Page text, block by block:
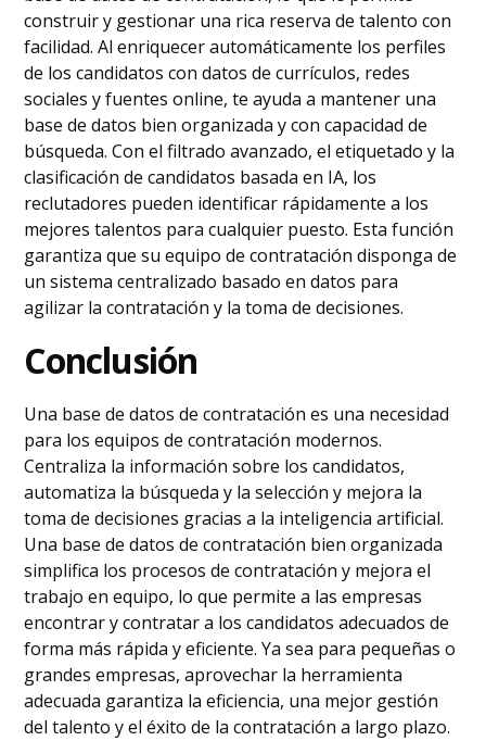
construir y gestionar una rica reserva de talento con
facilidad. Al enriquecer automáticamente los perfiles
de los candidatos con datos de currículos, redes
sociales y fuentes online, te ayuda a mantener una
base de datos bien organizada y con capacidad de
búsqueda. Con el filtrado avanzado, el etiquetado y la
clasificación de candidatos basada en IA, los
reclutadores pueden identificar rápidamente a los
mejores talentos para cualquier puesto. Esta función
garantiza que su equipo de contratación disponga de
un sistema centralizado basado en datos para
agilizar la contratación y la toma de decisiones.
Conclusión
Una base de datos de contratación es una necesidad
para los equipos de contratación modernos.
Centraliza la información sobre los candidatos,
automatiza la búsqueda y la selección y mejora la
toma de decisiones gracias a la inteligencia artificial.
Una base de datos de contratación bien organizada
simplifica los procesos de contratación y mejora el
trabajo en equipo, lo que permite a las empresas
encontrar y contratar a los candidatos adecuados de
forma más rápida y eficiente. Ya sea para pequeñas o
grandes empresas, aprovechar la herramienta
adecuada garantiza la eficiencia, una mejor gestión
del talento y el éxito de la contratación a largo plazo.